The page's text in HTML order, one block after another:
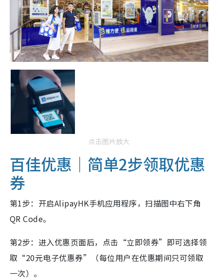
点击图片放大
百佳优惠｜简单2步领取优惠
券
第1步：开启AlipayHK手机应用程序，扫描图中右下角
QR Code。
第2步：进入优惠页面后，点击“立即领券”即可选择领
取“20元电子优惠券”（每位用户在优惠期间只可领取
一次）。